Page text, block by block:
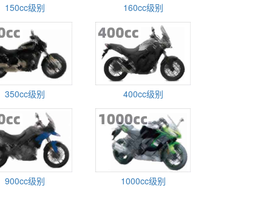
150cc级别 160cc级别
350cc级别 400cc级别
900cc级别 1000cc级别